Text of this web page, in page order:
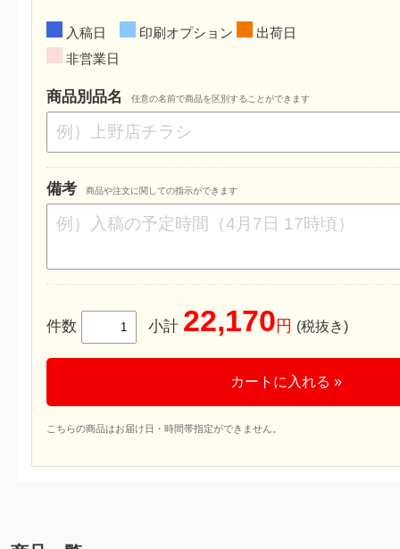
入稿日 印刷オプション
出荷日
非営業日
商品別品名 任意の名前で商品を区別することができます
備考 商品や注文に関しての指示ができます
件数 小計 22,170 円 (税抜き)
カートに入れる »
こちらの商品はお届け日・時間帯指定ができません。